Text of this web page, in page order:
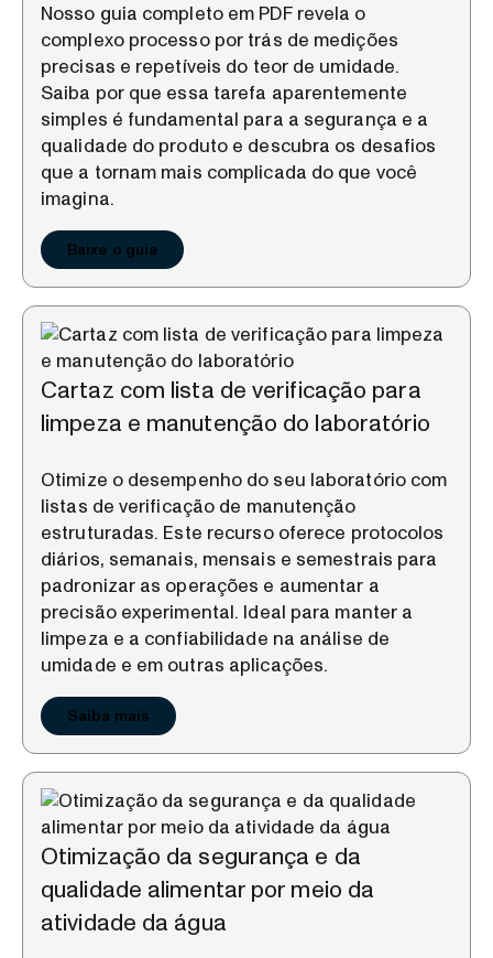
Nosso guia completo em PDF revela o
complexo processo por trás de medições
precisas e repetíveis do teor de umidade.
Saiba por que essa tarefa aparentemente
simples é fundamental para a segurança e a
qualidade do produto e descubra os desafios
que a tornam mais complicada do que você
imagina.
Baixe o guia
Cartaz com lista de verificação para
limpeza e manutenção do laboratório
Otimize o desempenho do seu laboratório com
listas de verificação de manutenção
estruturadas. Este recurso oferece protocolos
diários, semanais, mensais e semestrais para
padronizar as operações e aumentar a
precisão experimental. Ideal para manter a
limpeza e a confiabilidade na análise de
umidade e em outras aplicações.
Saiba mais
Otimização da segurança e da
qualidade alimentar por meio da
atividade da água